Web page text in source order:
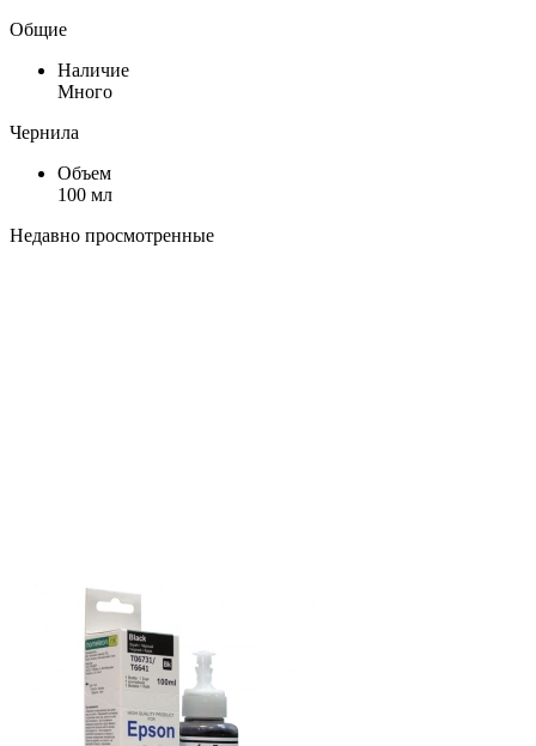
Общие
Наличие
Много
Чернила
Объем
100 мл
Недавно просмотренные